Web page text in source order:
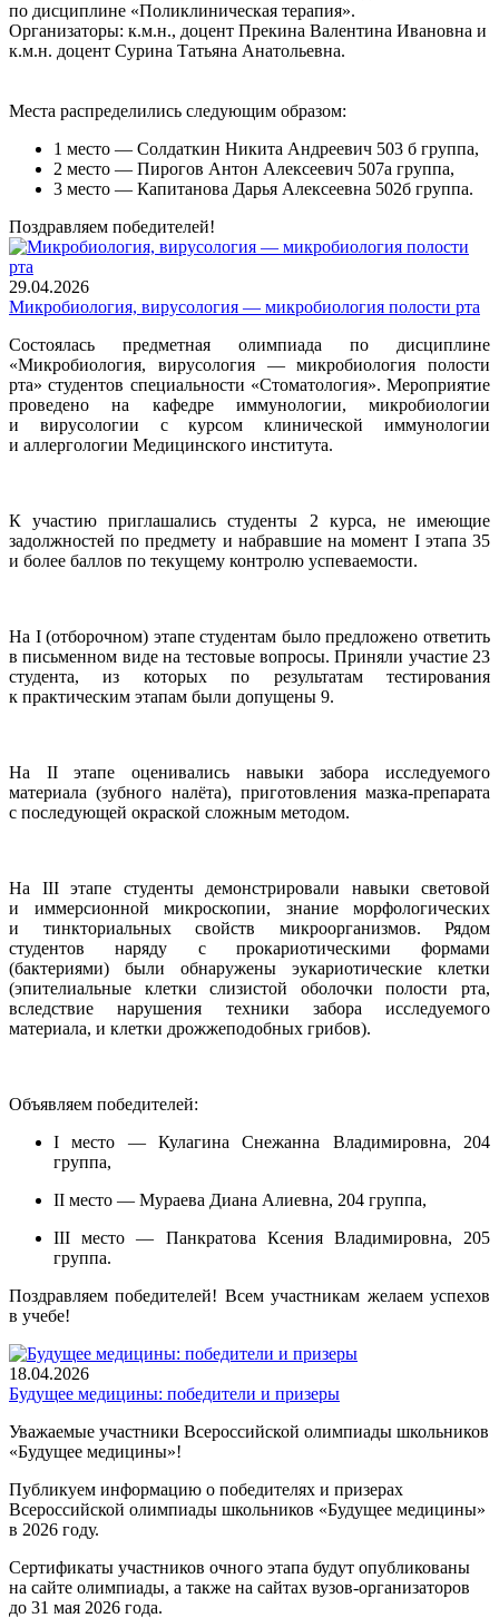
по дисциплине «Поликлиническая терапия».
Организаторы: к.м.н., доцент Прекина Валентина Ивановна и
к.м.н. доцент Сурина Татьяна Анатольевна.
Места распределились следующим образом:
1 место — Солдаткин Никита Андреевич 503 б группа,
2 место — Пирогов Антон Алексеевич 507а группа,
3 место — Капитанова Дарья Алексеевна 502б группа.
Поздравляем победителей!
29.04.2026
Микробиология, вирусология — микробиология полости рта
Состоялась предметная олимпиада по дисциплине
«Микробиология, вирусология — микробиология полости
рта» студентов специальности «Стоматология». Мероприятие
проведено на кафедре иммунологии, микробиологии
и вирусологии с курсом клинической иммунологии
и аллергологии Медицинского института.
К участию приглашались студенты 2 курса, не имеющие
задолжностей по предмету и набравшие на момент I этапа 35
и более баллов по текущему контролю успеваемости.
На I (отборочном) этапе студентам было предложено ответить
в письменном виде на тестовые вопросы. Приняли участие 23
студента, из которых по результатам тестирования
к практическим этапам были допущены 9.
На II этапе оценивались навыки забора исследуемого
материала (зубного налёта), приготовления мазка-препарата
с последующей окраской сложным методом.
На III этапе студенты демонстрировали навыки световой
и иммерсионной микроскопии, знание морфологических
и тинкториальных свойств микроорганизмов. Рядом
студентов наряду с прокариотическими формами
(бактериями) были обнаружены эукариотические клетки
(эпителиальные клетки слизистой оболочки полости рта,
вследствие нарушения техники забора исследуемого
материала, и клетки дрожжеподобных грибов).
Объявляем победителей:
I место — Кулагина Снежанна Владимировна, 204
группа,
II место — Мураева Диана Алиевна, 204 группа,
III место — Панкратова Ксения Владимировна, 205
группа.
Поздравляем победителей! Всем участникам желаем успехов
в учебе!
18.04.2026
Будущее медицины: победители и призеры
Уважаемые участники Всероссийской олимпиады школьников
«Будущее медицины»!
Публикуем информацию о победителях и призерах
Всероссийской олимпиады школьников «Будущее медицины»
в 2026 году.
Сертификаты участников очного этапа будут опубликованы
на сайте олимпиады, а также на сайтах вузов-организаторов
до 31 мая 2026 года.